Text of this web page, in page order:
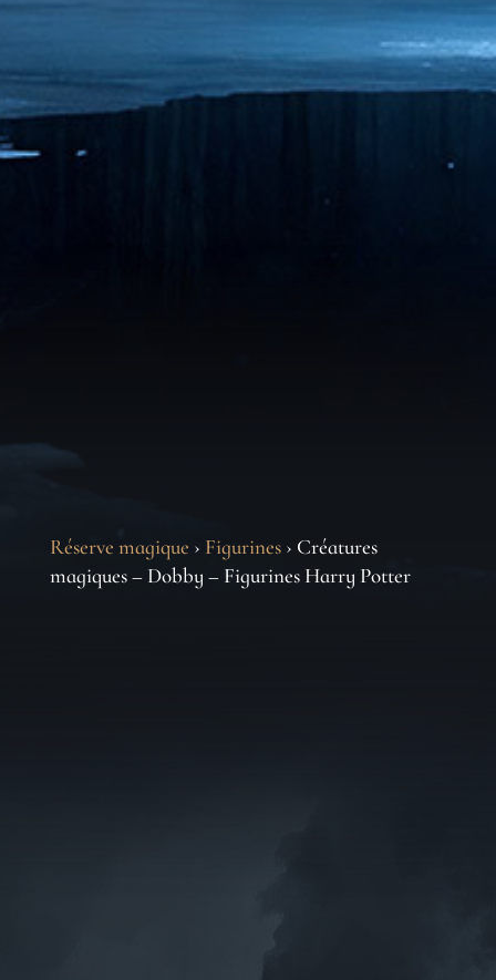
Réserve magique › Figurines› Créatures
magiques – Dobby – Figurines Harry Potter